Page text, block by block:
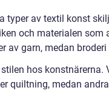
typer av textil konst
och materialen
av garn, medan
hos
quiltning, medan